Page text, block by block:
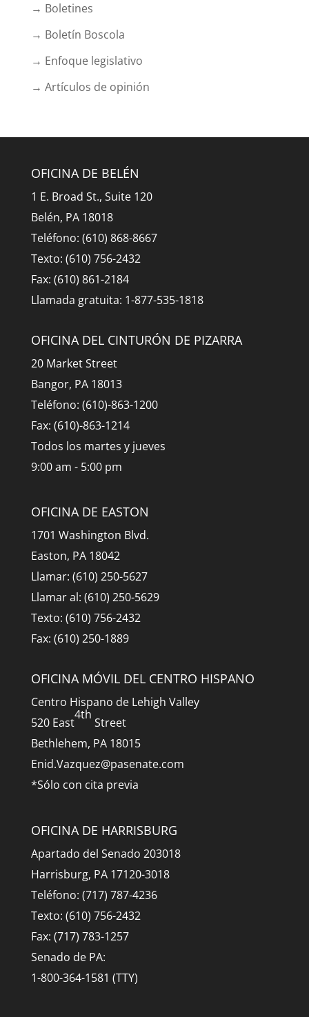
→ Boletines
→ Boletín Boscola
→ Enfoque legislativo
→ Artículos de opinión
OFICINA DE BELÉN
1 E. Broad St., Suite 120
Belén, PA 18018
Teléfono: (610) 868-8667
Texto: (610) 756-2432
Fax: (610) 861-2184
Llamada gratuita: 1-877-535-1818
OFICINA DEL CINTURÓN DE PIZARRA
20 Market Street
Bangor, PA 18013
Teléfono: (610)-863-1200
Fax: (610)-863-1214
Todos los martes y jueves
9:00 am - 5:00 pm
OFICINA DE EASTON
1701 Washington Blvd.
Easton, PA 18042
Llamar: (610) 250-5627
Llamar al: (610) 250-5629
Texto: (610) 756-2432
Fax: (610) 250-1889
OFICINA MÓVIL DEL CENTRO HISPANO
Centro Hispano de Lehigh Valley
520 East
4th
Street
Bethlehem, PA 18015
Enid.Vazquez@pasenate.com
*Sólo con cita previa
OFICINA DE HARRISBURG
Apartado del Senado 203018
Harrisburg, PA 17120-3018
Teléfono: (717) 787-4236
Texto: (610) 756-2432
Fax: (717) 783-1257
Senado de PA:
1-800-364-1581 (TTY)